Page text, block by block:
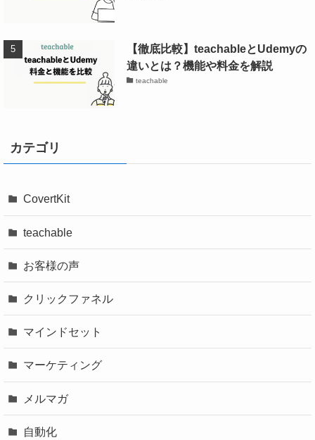
できます。
①Affiliate Dashboardを開いて
②対象のページURLを
入力
③Generateをクリック
【徹底比較】teachableとUdemyの
違いとは？機能や料金を解説
teachable
カテゴリ
CovertKit
teachable
お客様の声
クリックファネル
マインドセット
マーケティング
メルマガ
自動化